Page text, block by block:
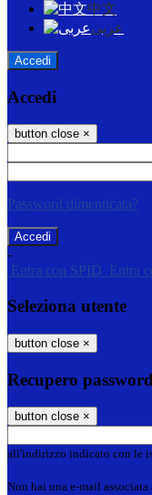
中文
عربى
Accedi
Accedi
button close ×
Password dimenticata?
-
Entra con SPID
Entra
Seleziona utente
button close ×
Recupero password
button close ×
all'indirizzo indicato con le
Non hai una e-mail